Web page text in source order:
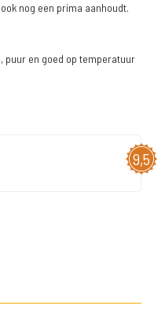
nog een prima aanhoudt.
puur en goed op temperatuur
9,5